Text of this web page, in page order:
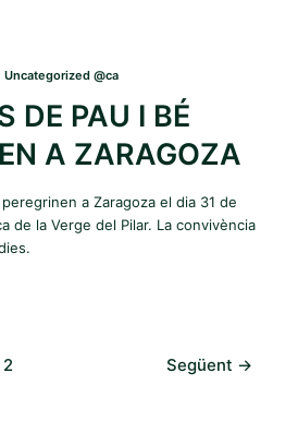
Uncategorized @ca
DE PAU I BÉ
A ZARAGOZA
a Zaragoza el dia 31 de
de la Verge del Pilar. La convivència
2 Següent →